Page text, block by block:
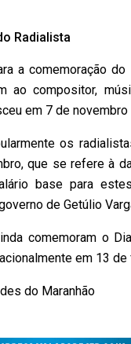
Radialista
a comemoração
ao compositor,
em 7 de novembro
os
que se refere à
base para
de Getúlio
comemoram o
em 13 de
do Maranhão